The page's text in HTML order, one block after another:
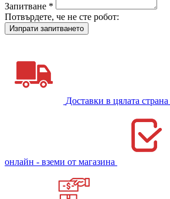
Запитване *
Потвърдете, че не сте робот:
Доставки в цялата страна
онлайн - вземи от магазина